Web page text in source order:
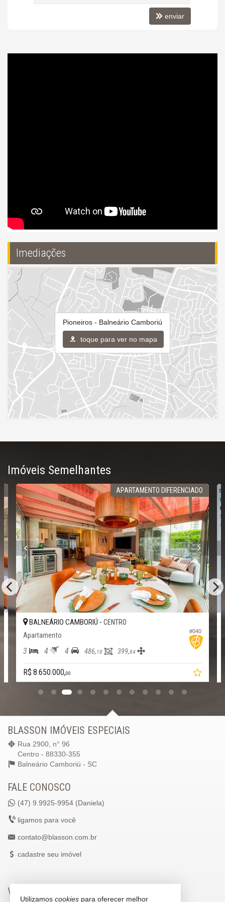
enviar
Imediações
Pioneiros - Balneário Camboriú
toque para ver no mapa
Imóveis Semelhantes
APARTAMENTO DIFERENCIADO
#040
BALNEÁRIO CAMBORIÚ -CENTRO
Apartamento
3 4 4 486,18 399,84
R$ 8.650.000,00
BLASSON IMÓVEIS ESPECIAIS
Rua 2900, n° 96
Centro - 88330-355
Balneário Camboriú - SC
FALE CONOSCO
(47) 9.9925-9954 (Daniela)
ligamos para você
contato@blasson.com.br
cadastre seu imóvel
VEJA MAIS
Utilizamos cookies para oferecer melhor